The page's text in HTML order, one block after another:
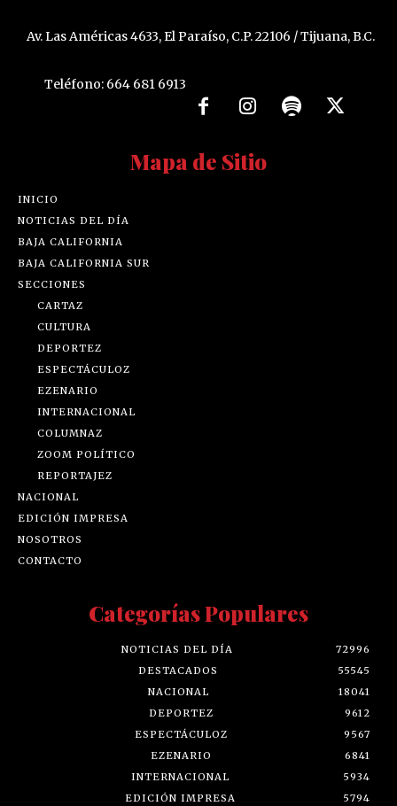
Av. Las Américas 4633, El Paraíso, C.P. 22106 / Tijuana, B.C.
Teléfono: 664 681 6913
Mapa de Sitio
INICIO
NOTICIAS DEL DÍA
BAJA CALIFORNIA
BAJA CALIFORNIA SUR
SECCIONES
CARTAZ
CULTURA
DEPORTEZ
ESPECTÁCULOZ
EZENARIO
INTERNACIONAL
COLUMNAZ
ZOOM POLÍTICO
REPORTAJEZ
NACIONAL
EDICIÓN IMPRESA
NOSOTROS
CONTACTO
Categorías Populares
NOTICIAS DEL DÍA
72996
DESTACADOS
55545
NACIONAL
18041
DEPORTEZ
9612
ESPECTÁCULOZ
9567
EZENARIO
6841
INTERNACIONAL
5934
EDICIÓN IMPRESA
5794